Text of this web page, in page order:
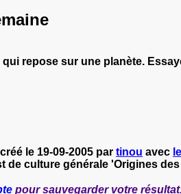
repose sur une planète.
le 19-09-2005 par tinou avec
de culture générale 'Origines
pour sauvegarder votre résultat.